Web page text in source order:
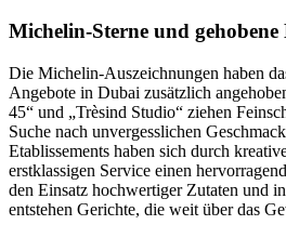
Michelin-Sterne und gehobene
Die Michelin-Auszeichnungen haben
Angebote in Dubai zusätzlich
45“ und „Trèsind Studio“ ziehen
Suche nach unvergesslichen
Etablissements haben sich durch
erstklassigen Service einen
den Einsatz hochwertiger Zutaten und
entstehen Gerichte, die weit über das